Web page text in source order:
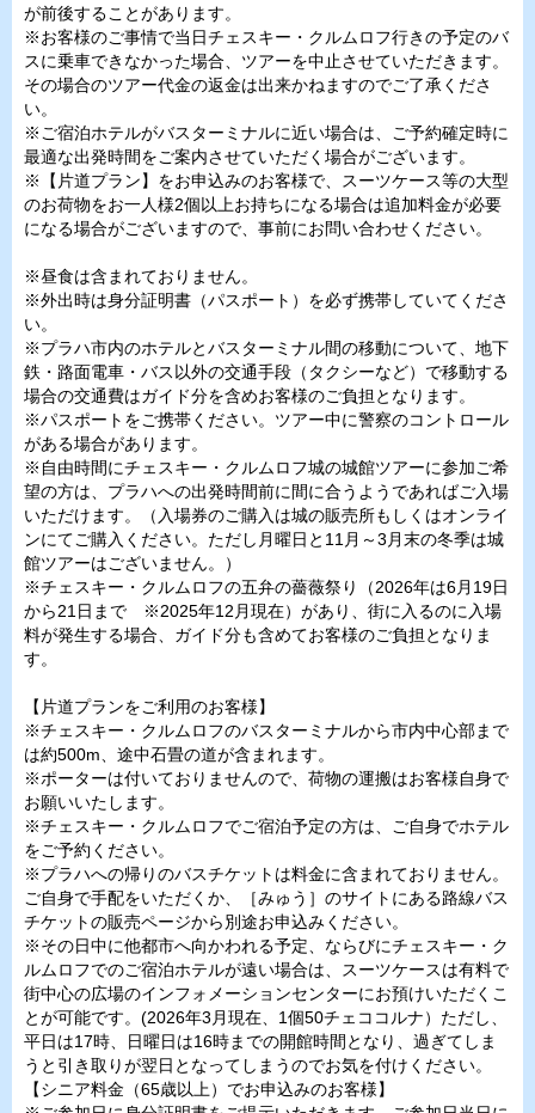
が前後することがあります。
※お客様のご事情で当日チェスキー・クルムロフ行きの予定のバ
スに乗車できなかった場合、ツアーを中止させていただきます。
その場合のツアー代金の返金は出来かねますのでご了承くださ
い。
※ご宿泊ホテルがバスターミナルに近い場合は、ご予約確定時に
最適な出発時間をご案内させていただく場合がございます。
※【片道プラン】をお申込みのお客様で、スーツケース等の大型
のお荷物をお一人様2個以上お持ちになる場合は追加料金が必要
になる場合がございますので、事前にお問い合わせください。
※昼食は含まれておりません。
※外出時は身分証明書（パスポート）を必ず携帯していてくださ
い。
※プラハ市内のホテルとバスターミナル間の移動について、地下
鉄・路面電車・バス以外の交通手段（タクシーなど）で移動する
場合の交通費はガイド分を含めお客様のご負担となります。
※パスポートをご携帯ください。ツアー中に警察のコントロール
がある場合があります。
※自由時間にチェスキー・クルムロフ城の城館ツアーに参加ご希
望の方は、プラハへの出発時間前に間に合うようであればご入場
いただけます。（入場券のご購入は城の販売所もしくはオンライ
ンにてご購入ください。ただし月曜日と11月～3月末の冬季は城
館ツアーはございません。）
※チェスキー・クルムロフの五弁の薔薇祭り（2026年は6月19日
から21日まで ※2025年12月現在）があり、街に入るのに入場
料が発生する場合、ガイド分も含めてお客様のご負担となりま
す。
【片道プランをご利用のお客様】
※チェスキー・クルムロフのバスターミナルから市内中心部まで
は約500m、途中石畳の道が含まれます。
※ポーターは付いておりませんので、荷物の運搬はお客様自身で
お願いいたします。
※チェスキー・クルムロフでご宿泊予定の方は、ご自身でホテル
をご予約ください。
※プラハへの帰りのバスチケットは料金に含まれておりません。
ご自身で手配をいただくか、［みゅう］のサイトにある路線バス
チケットの販売ページから別途お申込みください。
※その日中に他都市へ向かわれる予定、ならびにチェスキー・ク
ルムロフでのご宿泊ホテルが遠い場合は、スーツケースは有料で
街中心の広場のインフォメーションセンターにお預けいただくこ
とが可能です。(2026年3月現在、1個50チェココルナ）ただし、
平日は17時、日曜日は16時までの開館時間となり、過ぎてしま
うと引き取りが翌日となってしまうのでお気を付けください。
【シニア料金（65歳以上）でお申込みのお客様】